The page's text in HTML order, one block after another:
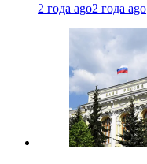
2 года ago2 года ago